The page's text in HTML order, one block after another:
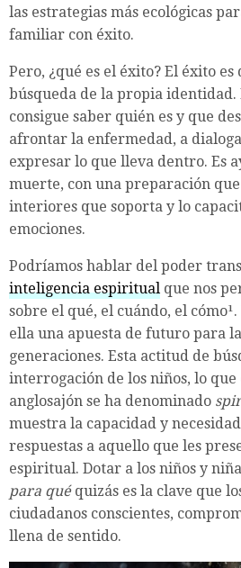
las estrategias más ecológicas
familiar con éxito.
Pero, ¿qué es el éxito? El éxito
búsqueda de la propia
consigue saber quién es y que
afrontar la enfermedad, a
expresar lo que lleva dentro. Es
muerte, con una preparación
interiores que soporta y lo
emociones.
Podríamos hablar del poder
inteligencia espiritual que nos
sobre el qué, el cuándo, el
ella una apuesta de futuro para
generaciones. Esta actitud de
interrogación de los niños, lo que
anglosajón se ha denominado
muestra la capacidad y
respuestas a aquello que les
espiritual. Dotar a los niños y
para qué quizás es la clave que
ciudadanos conscientes,
llena de sentido.